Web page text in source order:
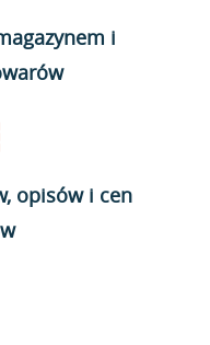
i
opisów i cen